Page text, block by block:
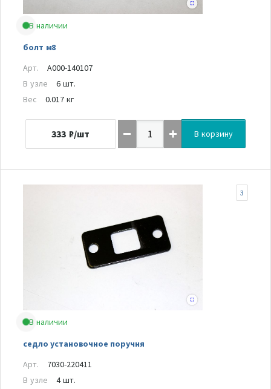
В наличии
болт м8
Арт.
A000-140107
В узле
6 шт.
Вес
0.017 кг
333 ₽/шт В корзину
В наличии
седло установочное поручня
3
Арт.
7030-220411
В узле
4 шт.